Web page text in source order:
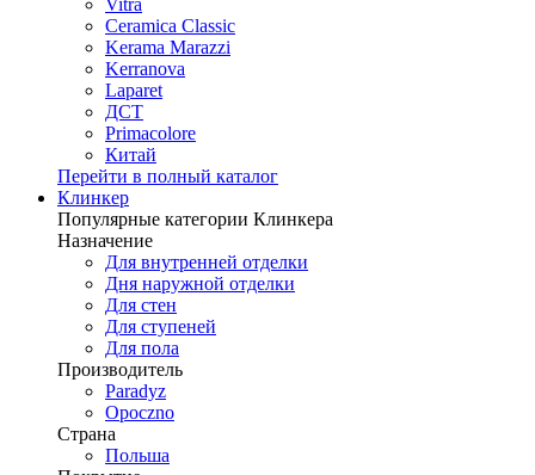
Vitra
Ceramica Classic
Kerama Marazzi
Kerranova
Laparet
ДСТ
Primacolore
Китай
Перейти в полный каталог
Клинкер
Популярные категории Клинкера
Назначение
Для внутренней отделки
Дня наружной отделки
Для стен
Для ступеней
Для пола
Производитель
Paradyz
Opoczno
Страна
Польша